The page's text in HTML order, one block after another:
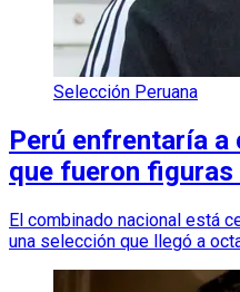
Selección Peruana
Perú enfrentaría
que fueron
El combinado nacional está
una selección que llegó a